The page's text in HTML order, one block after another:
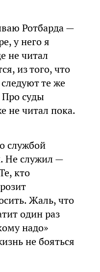
Ротбарда —
у него я
не читал
из того, что
те же
суды
не читал пока.
службой
Не служил —
кто
Жаль, что
один раз
надо»
не бояться